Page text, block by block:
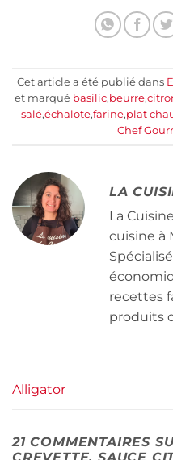
Cet article a été publié dans
et marqué basilic,beurre,
salé,échalote,farine,plat
Chef
LA
La
cuisine à
recettes
produits
Alligator
21 COMMENTAIRES
CREVETTE, SAUCE